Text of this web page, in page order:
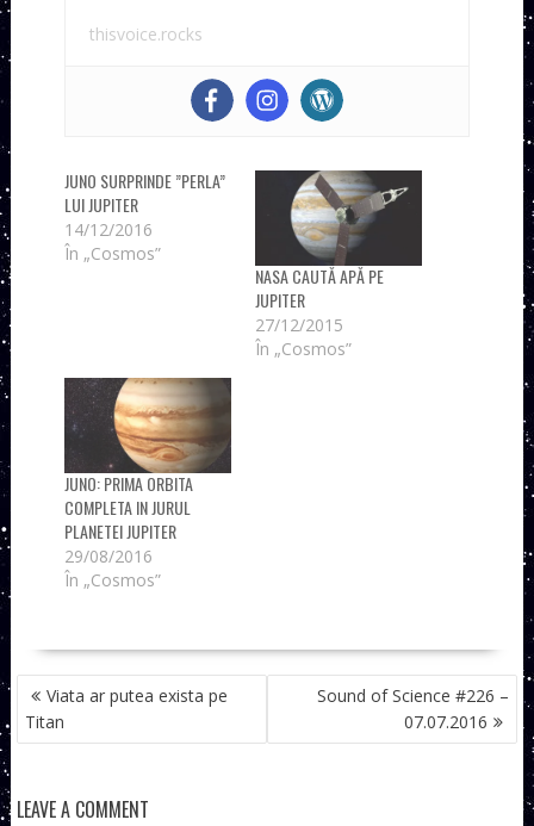
thisvoice.rocks
JUNO SURPRINDE ”PERLA”
LUI JUPITER
14/12/2016
În „Cosmos”
NASA CAUTĂ APĂ PE
JUPITER
27/12/2015
În „Cosmos”
JUNO: PRIMA ORBITA
COMPLETA IN JURUL
PLANETEI JUPITER
29/08/2016
În „Cosmos”
NAVIGARE
ÎN
ARTICOLE
Viata ar putea exista pe
Titan
Sound of Science #226 –
07.07.2016
LEAVE A COMMENT